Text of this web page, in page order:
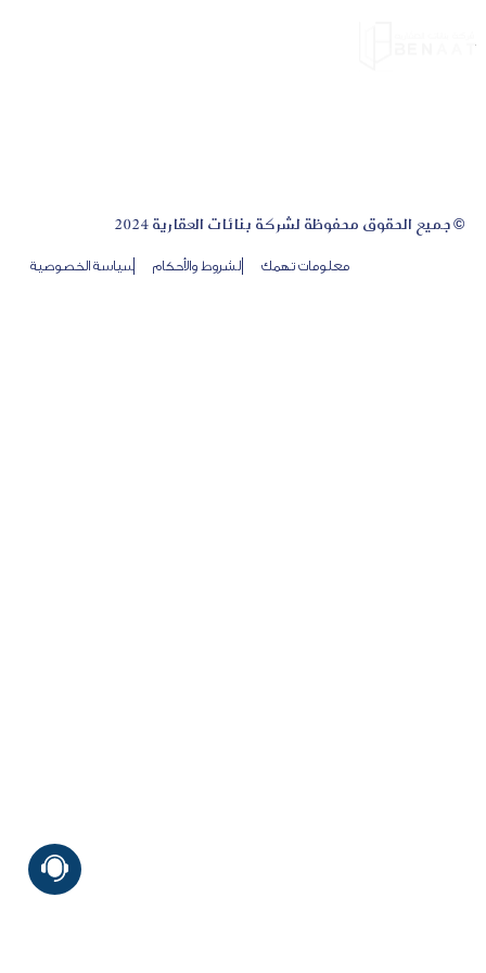
© جميع الحقوق محفوظة لشركة بنائات العقارية 2024
معلومات تهمك الشروط والأحكام سياسة الخصوصية